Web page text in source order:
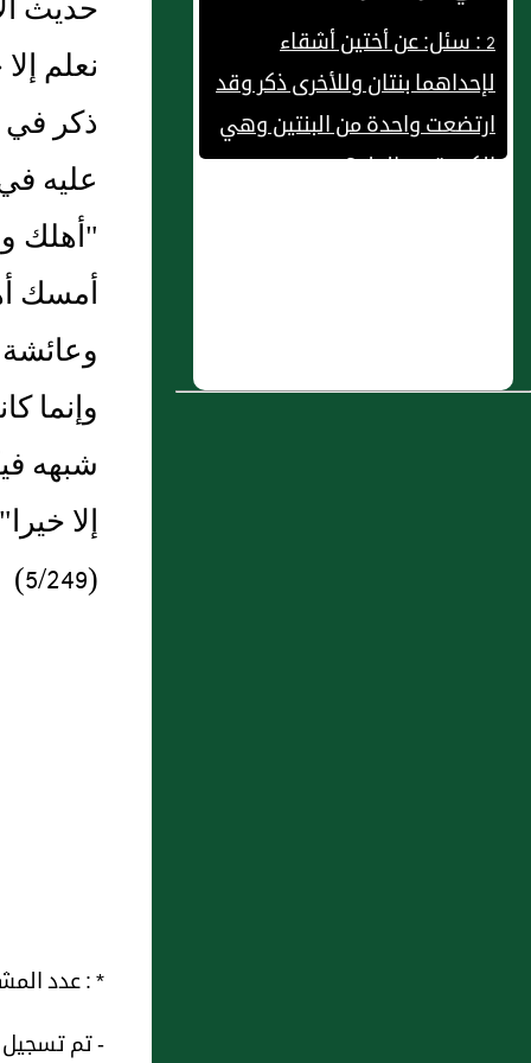
لإحداهما بنتان وللأخرى ذكر وقد
ارتضعت واحدة من البنتين وهي
الكبيرة مع الولد؟
3 : سئل عن رجل استأجر أملاكًا
بكسب كذا
نعلم
ذكر في
عليه
"أهلك
أمسك
وإنما
شبهه
إلا
(5/249)
* : عدد المشاهدات و التنزيل
- تم تسجيل